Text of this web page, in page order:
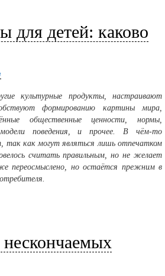
для детей: каково
культурные продукты, настраивают
формированию картины мира,
общественные ценности, нормы,
поведения, и прочее. В чём-то
так как могут являться лишь отпечатком
считать правильным, но не желает
переосмыслено, но остаётся прежним в